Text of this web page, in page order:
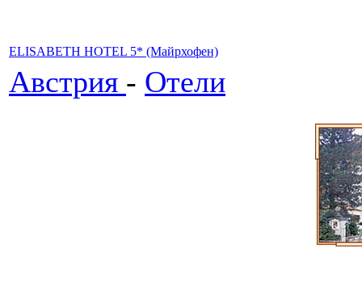
ELISABETH HOTEL 5* (Майрхофен)
Австрия - Отели